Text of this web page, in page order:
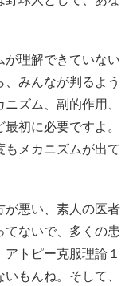
理解できていない
みんなが判るよう
ズム、副的作用、
初に必要ですよ。
メカニズムが出て
が悪い、素人の医者
ないで、多くの患
トピー克服理論１
もんね。そして、